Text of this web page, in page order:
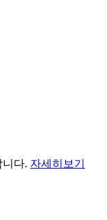
다. 자세히보기